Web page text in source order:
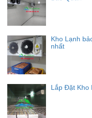
Kho Lạnh
nhất
Lắp Đặt Kho